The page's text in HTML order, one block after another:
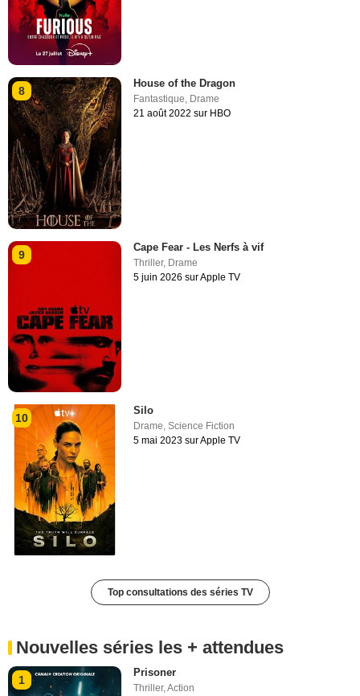
8
House of the Dragon
Fantastique, Drame
21 août 2022 sur HBO
9
Cape Fear - Les Nerfs à vif
Thriller, Drame
5 juin 2026 sur Apple TV
10
Silo
Drame,Science Fiction
5 mai 2023 sur Apple TV
Top consultations des séries TV
Nouvelles séries les + attendues
1
Prisoner
Thriller,Action